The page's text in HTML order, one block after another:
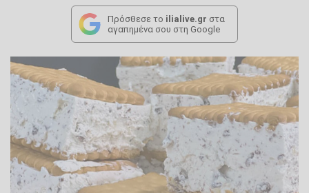
Πρόσθεσε το ilialive.gr στα
αγαπημένα σου στη Google